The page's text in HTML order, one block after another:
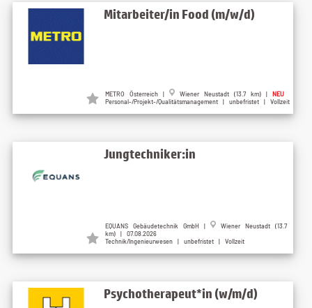
Mitarbeiter/in Food (m/w/d)
METRO Österreich | Wiener Neustadt (13.7 km) | NEU
Personal-/Projekt-/Qualitätsmanagement | unbefristet | Vollzeit
Jungtechniker:in
EQUANS Gebäudetechnik GmbH |
Wiener Neustadt (13.7
km) | 07.08.2026
Technik/Ingenieurwesen | unbefristet | Vollzeit
Psychotherapeut*in (w/m/d)